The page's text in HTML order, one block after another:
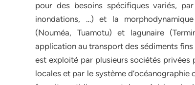
pour des besoins spécifiques variés,
inondations, …) et la
(Nouméa, Tuamotu) et lagunaire
application au transport des sédiments
est exploité par plusieurs sociétés
locales et par le système